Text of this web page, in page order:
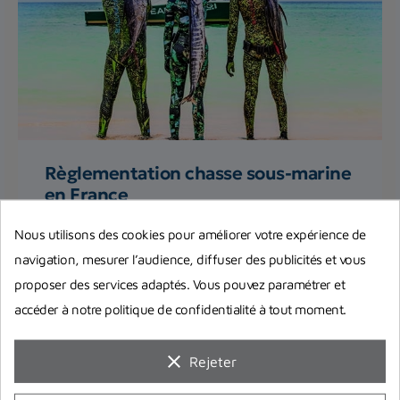
Règlementation chasse sous-marine
en France
France : quelles sont les informations à prendre en
compte et où ? Vous...
Lire la suite
Nous utilisons des cookies pour améliorer votre expérience de
navigation, mesurer l’audience, diffuser des publicités et vous
proposer des services adaptés. Vous pouvez paramétrer et
accéder à notre politique de confidentialité à tout moment.
clear Rejeter